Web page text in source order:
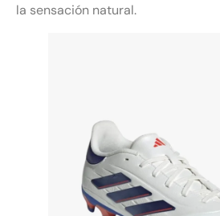
la sensación natural.